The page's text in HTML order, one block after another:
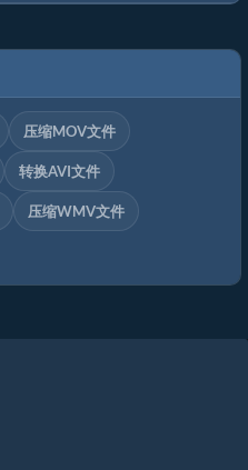
压缩MOV文件
转换AVI文件
压缩WMV文件